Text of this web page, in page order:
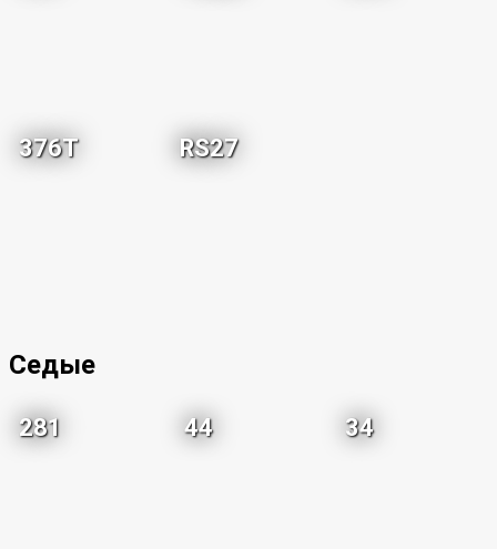
376T RS27
Седые
281 44 34